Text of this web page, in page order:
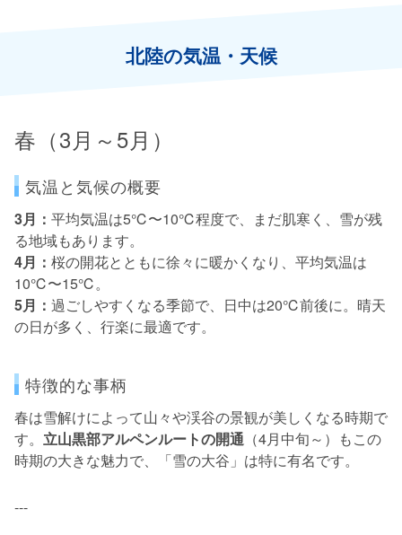
北陸の気温・天候
春（3月～5月）
気温と気候の概要
3月： 平均気温は5℃〜10℃程度で、まだ肌寒く、雪が残
る地域もあります。
4月： 桜の開花とともに徐々に暖かくなり、平均気温は
10℃〜15℃。
5月： 過ごしやすくなる季節で、日中は20℃前後に。晴天
の日が多く、行楽に最適です。
特徴的な事柄
春は雪解けによって山々や渓谷の景観が美しくなる時期で
す。 立山黒部アルペンルートの開通 （4月中旬～）もこの
時期の大きな魅力で、「雪の大谷」は特に有名です。
---